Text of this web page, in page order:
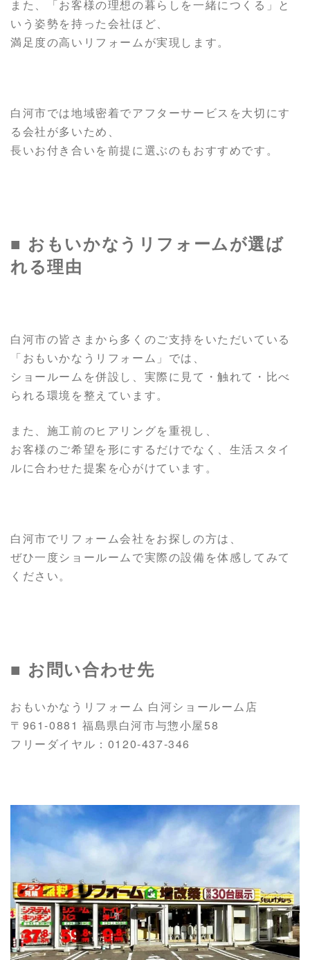
また、「お客様の理想の暮らしを一緒につくる」と
いう姿勢を持った会社ほど、
満足度の高いリフォームが実現します。
白河市では地域密着でアフターサービスを大切にす
る会社が多いため、
長いお付き合いを前提に選ぶのもおすすめです。
■ おもいかなうリフォームが選ば
れる理由
白河市の皆さまから多くのご支持をいただいている
「おもいかなうリフォーム」では、
ショールームを併設し、実際に見て・触れて・比べ
られる環境を整えています。
また、施工前のヒアリングを重視し、
お客様のご希望を形にするだけでなく、生活スタイ
ルに合わせた提案を心がけています。
白河市でリフォーム会社をお探しの方は、
ぜひ一度ショールームで実際の設備を体感してみて
ください。
■ お問い合わせ先
おもいかなうリフォーム 白河ショールーム店
〒961-0881 福島県白河市与惣小屋58
フリーダイヤル：0120-437-346